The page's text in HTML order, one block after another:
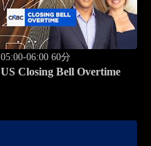
05:00-06:00 60分
US Closing Bell Overtime